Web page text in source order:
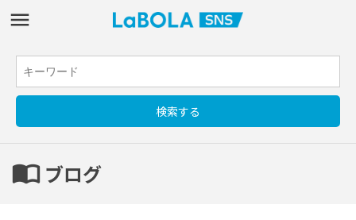
import_contacts ブログ